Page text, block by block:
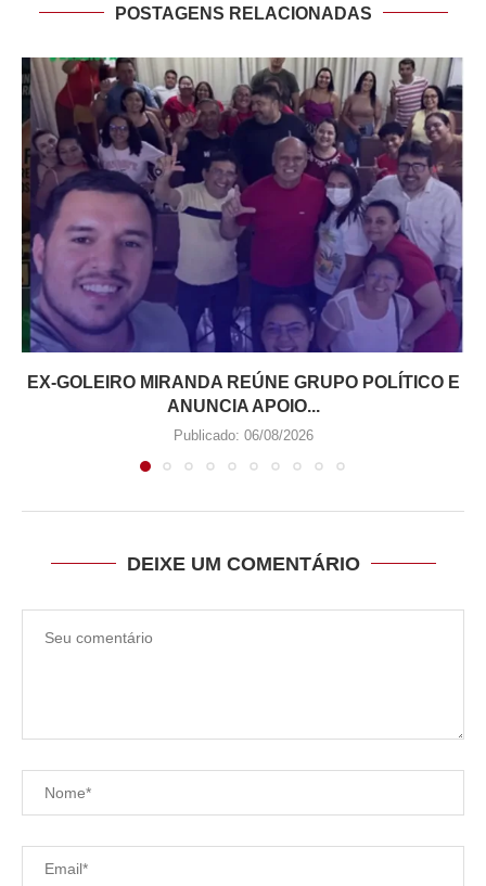
POSTAGENS RELACIONADAS
EX-GOLEIRO MIRANDA REÚNE GRUPO POLÍTICO E
ANUNCIA APOIO...
Publicado: 06/08/2026
DEIXE UM COMENTÁRIO